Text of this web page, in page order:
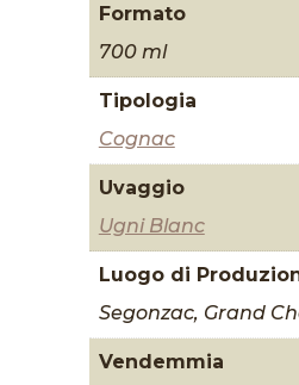
Formato
700 ml
Tipologia
Cognac
Uvaggio
Ugni Blanc
Luogo di
Segonzac, Grand
Vendemmia